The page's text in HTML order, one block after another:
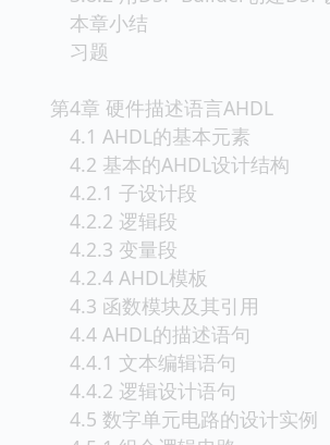
本章小结
习题
第4章 硬件描述语言AHDL
4.1 AHDL的基本元素
4.2 基本的AHDL设计结构
4.2.1 子设计段
4.2.2 逻辑段
4.2.3 变量段
4.2.4 AHDL模板
4.3 函数模块及其引用
4.4 AHDL的描述语句
4.4.1 文本编辑语句
4.4.2 逻辑设计语句
4.5 数字单元电路的设计实例